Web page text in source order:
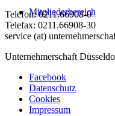
Mitgliederbereich
Telefon: 0211.66908-0
Telefax: 0211.66908-30
service (at)
Unternehmerschaft
Facebook
Datenschutz
Cookies
Impressum